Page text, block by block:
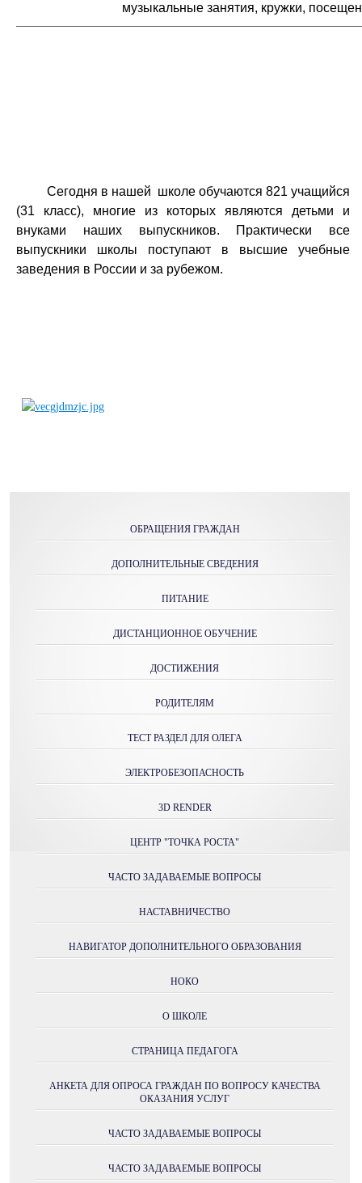
музыкальные занятия, кружки,
Сегодня в нашей школе обучаются 821 учащийся
(31 класс), многие из которых являются детьми и
внуками наших выпускников. Практически все
выпускники школы поступают в высшие учебные
заведения в России и за рубежом.
ОБРАЩЕНИЯ ГРАЖДАН
ДОПОЛНИТЕЛЬНЫЕ СВЕДЕНИЯ
ПИТАНИЕ
ДИСТАНЦИОННОЕ ОБУЧЕНИЕ
ДОСТИЖЕНИЯ
РОДИТЕЛЯМ
ТЕСТ РАЗДЕЛ ДЛЯ ОЛЕГА
ЭЛЕКТРОБЕЗОПАСНОСТЬ
3D RENDER
ЦЕНТР "ТОЧКА РОСТА"
ЧАСТО ЗАДАВАЕМЫЕ ВОПРОСЫ
НАСТАВНИЧЕСТВО
НАВИГАТОР ДОПОЛНИТЕЛЬНОГО ОБРАЗОВАНИЯ
НОКО
О ШКОЛЕ
СТРАНИЦА ПЕДАГОГА
АНКЕТА ДЛЯ ОПРОСА ГРАЖДАН ПО ВОПРОСУ КАЧЕСТВА
ОКАЗАНИЯ УСЛУГ
ЧАСТО ЗАДАВАЕМЫЕ ВОПРОСЫ
ЧАСТО ЗАДАВАЕМЫЕ ВОПРОСЫ